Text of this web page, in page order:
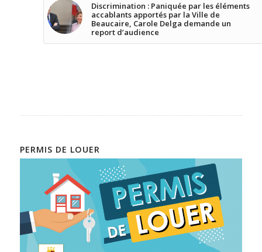
Discrimination : Paniquée par les éléments
accablants apportés par la Ville de
Beaucaire, Carole Delga demande un
report d’audience
PERMIS DE LOUER